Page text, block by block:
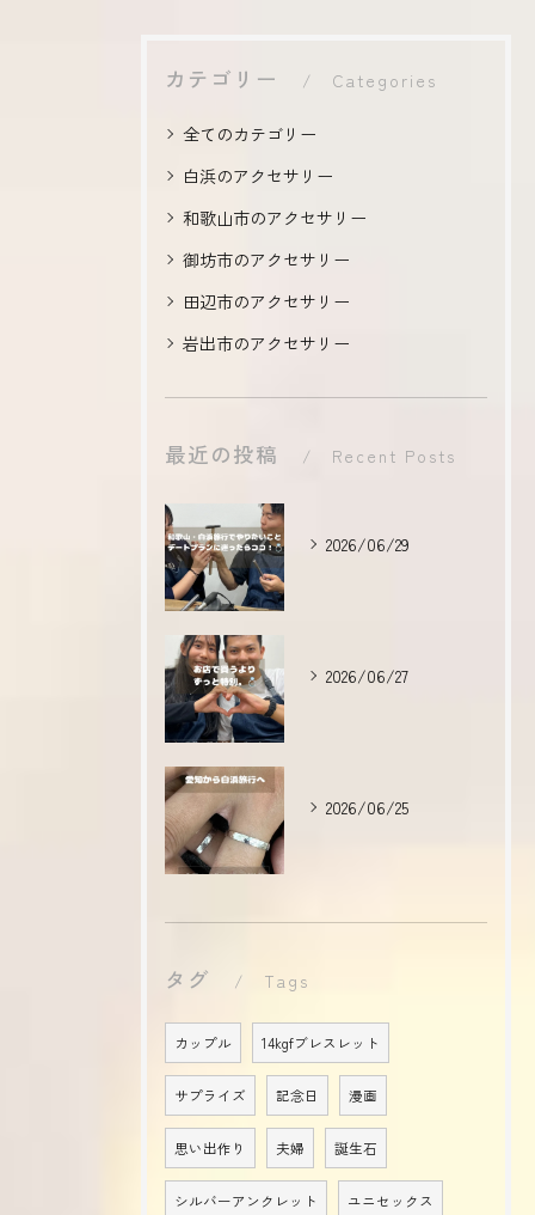
カテゴリー Categories
全てのカテゴリー
白浜のアクセサリー
和歌山市のアクセサリー
御坊市のアクセサリー
田辺市のアクセサリー
岩出市のアクセサリー
最近の投稿 Recent Posts
2026/06/29
2026/06/27
2026/06/25
タグ Tags
カップル 14kgfブレスレット
サプライズ 記念日 漫画
思い出作り 夫婦 誕生石
シルバーアンクレット ユニセックス